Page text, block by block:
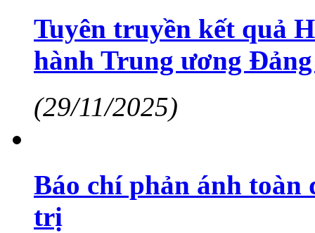
Tuyên truyền kết quả
hành Trung ương
(29/11/2025)
Báo chí phản ánh toàn
trị